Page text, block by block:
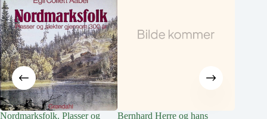
Nordmarksfolk. Plasser og
Bernhard Herre og hans